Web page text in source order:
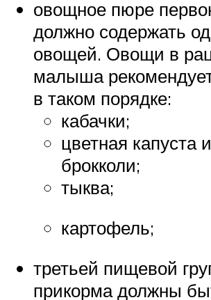
овощное пюре
должно содержать
овощей. Овощи в
малыша
в таком порядке:
кабачки;
цветная капуста
брокколи;
тыква;
картофель;
третьей пищевой
прикорма должны